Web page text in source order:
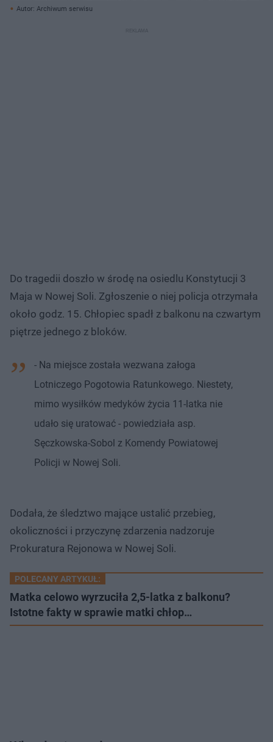
Autor: Archiwum serwisu
Do tragedii doszło w środę na osiedlu Konstytucji 3
Maja w Nowej Soli. Zgłoszenie o niej policja otrzymała
około godz. 15. Chłopiec spadł z balkonu na czwartym
piętrze jednego z bloków.
- Na miejsce została wezwana załoga
Lotniczego Pogotowia Ratunkowego. Niestety,
mimo wysiłków medyków życia 11-latka nie
udało się uratować - powiedziała asp.
Sęczkowska-Sobol z Komendy Powiatowej
Policji w Nowej Soli.
Dodała, że śledztwo mające ustalić przebieg,
okoliczności i przyczynę zdarzenia nadzoruje
Prokuratura Rejonowa w Nowej Soli.
POLECANY ARTYKUŁ:
Matka celowo wyrzuciła 2,5-latka z balkonu?
Istotne fakty w sprawie matki chłop…